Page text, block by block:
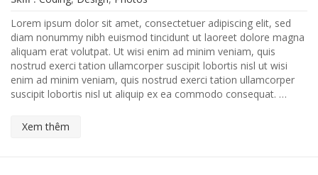
Lorem ipsum dolor sit amet, consectetuer adipiscing elit, sed
diam nonummy nibh euismod tincidunt ut laoreet dolore magna
aliquam erat volutpat. Ut wisi enim ad minim veniam, quis
nostrud exerci tation ullamcorper suscipit lobortis nisl ut wisi
enim ad minim veniam, quis nostrud exerci tation ullamcorper
suscipit lobortis nisl ut aliquip ex ea commodo consequat. …
Xem thêm